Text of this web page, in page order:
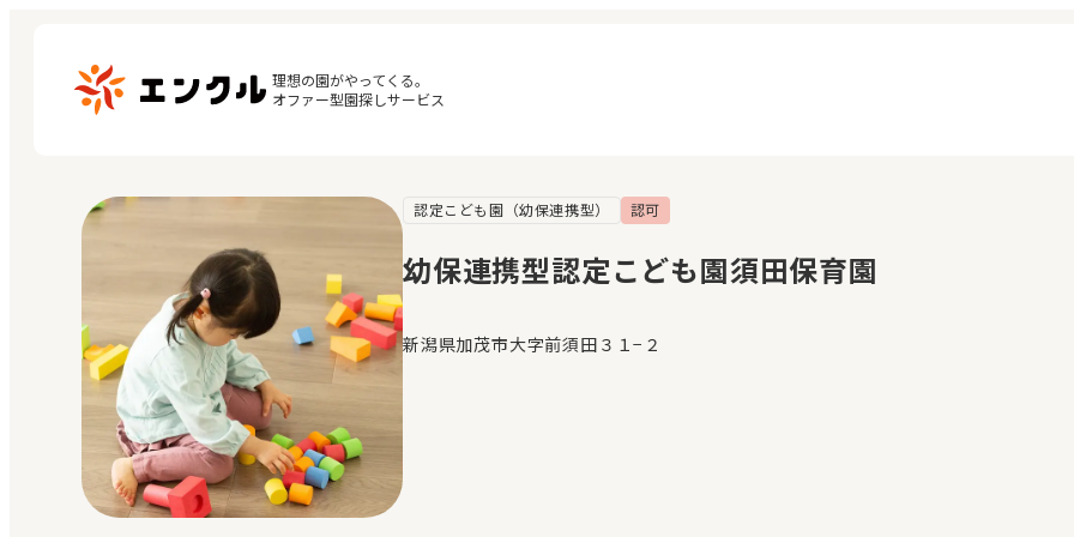
理想の園がやってくる。
オファー型園探しサービス
保育園・幼稚園を探す
地図から探す
地域から探す
マイページ
閲覧履歴
お気に入り
認定こども園（幼保連携型） 認可
幼保連携型認定こども園須田保育園
新潟県加茂市大字前須田３１−２